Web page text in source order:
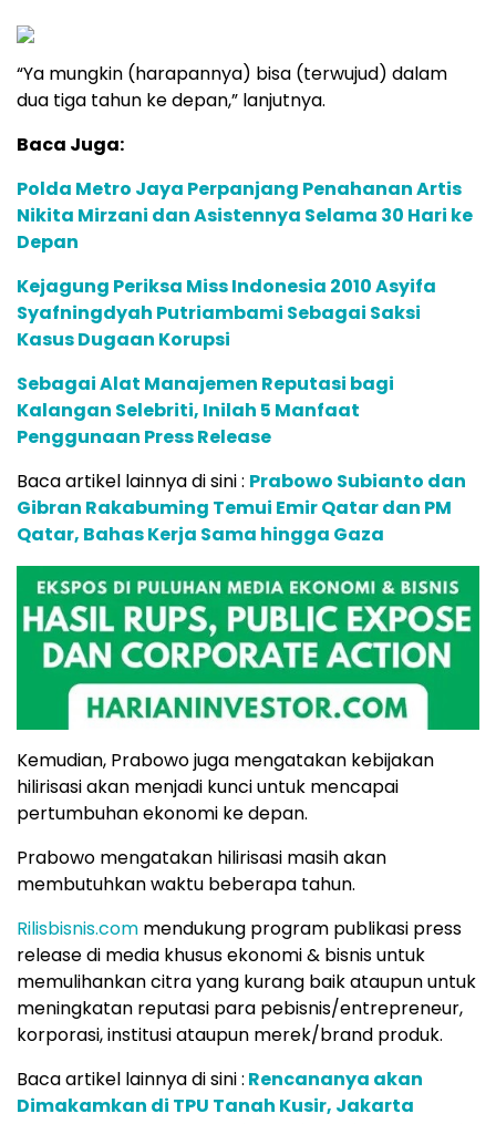
“Ya mungkin (harapannya) bisa (terwujud) dalam
dua tiga tahun ke depan,” lanjutnya.
Baca Juga:
Polda Metro Jaya Perpanjang Penahanan Artis
Nikita Mirzani dan Asistennya Selama 30 Hari ke
Depan
Kejagung Periksa Miss Indonesia 2010 Asyifa
Syafningdyah Putriambami Sebagai Saksi
Kasus Dugaan Korupsi
Sebagai Alat Manajemen Reputasi bagi
Kalangan Selebriti, Inilah 5 Manfaat
Penggunaan Press Release
Baca artikel lainnya di sini : Prabowo Subianto dan
Gibran Rakabuming Temui Emir Qatar dan PM
Qatar, Bahas Kerja Sama hingga Gaza
Kemudian, Prabowo juga mengatakan kebijakan
hilirisasi akan menjadi kunci untuk mencapai
pertumbuhan ekonomi ke depan.
Prabowo mengatakan hilirisasi masih akan
membutuhkan waktu beberapa tahun.
Rilisbisnis.com mendukung program publikasi press
release di media khusus ekonomi & bisnis untuk
memulihankan citra yang kurang baik ataupun untuk
meningkatan reputasi para pebisnis/entrepreneur,
korporasi, institusi ataupun merek/brand produk.
Baca artikel lainnya di sini : Rencananya akan
Dimakamkan di TPU Tanah Kusir, Jakarta